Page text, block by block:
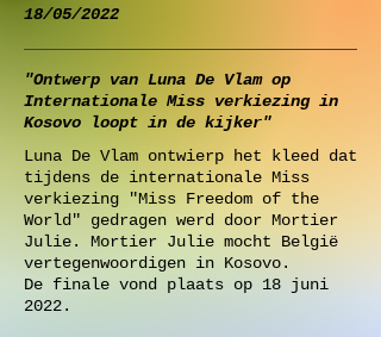
18/05/2022
"Ontwerp van Luna De Vlam op
Internationale Miss verkiezing in
Kosovo loopt in de kijker"
Luna De Vlam ontwierp het kleed dat
tijdens de internationale Miss
verkiezing "Miss Freedom of the
World" gedragen werd door Mortier
Julie. Mortier Julie mocht België
vertegenwoordigen in Kosovo.
De finale vond plaats op 18 juni
2022.